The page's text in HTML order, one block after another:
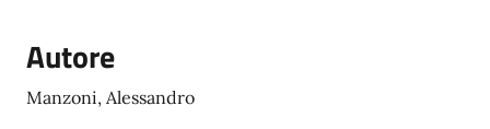
Autore
Manzoni, Alessandro